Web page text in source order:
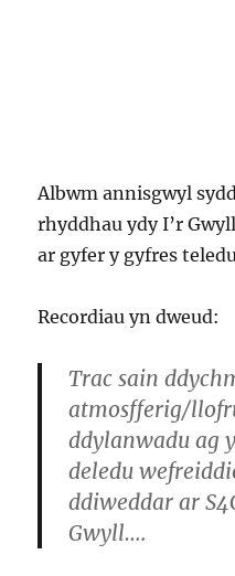
Albwm annisgwyl
rhyddhau ydy I’r
ar gyfer y gyfres
Recordiau yn dweud:
Trac sain
atmosfferig/
ddylanwadu ag
deledu
ddiweddar ar
Gwyll….